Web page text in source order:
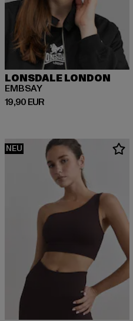
LONSDALE LONDON
EMBSAY
19,90 EUR
Derzeitiger Preis: 19,90 EUR
NEU